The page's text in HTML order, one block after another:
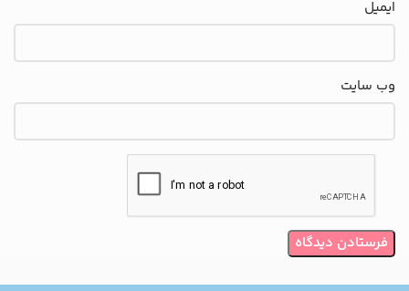
ایمیل
وب‌ سایت